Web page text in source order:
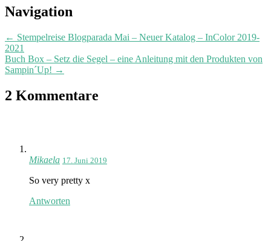
Post
Navigation
← Stempelreise Blogparada Mai – Neuer Katalog – InColor 2019-
2021
Buch Box – Setz die Segel – eine Anleitung mit den Produkten von
Sampin´Up! →
2 Kommentare
Mikaela 17. Juni 2019
So very pretty x
Antworten